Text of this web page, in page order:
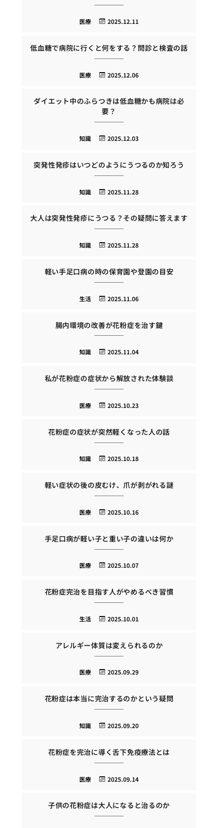
2025.12.11
医療
低血糖で病院に行くと何をする？問診と検査の話
2025.12.06
医療
ダイエット中のふらつきは低血糖かも病院は必
要？
2025.12.03
知識
突発性発疹はいつどのようにうつるのか知ろう
2025.11.28
知識
大人は突発性発疹にうつる？その疑問に答えます
2025.11.28
知識
軽い手足口病の時の保育園や登園の目安
2025.11.06
生活
腸内環境の改善が花粉症を治す鍵
2025.11.04
知識
私が花粉症の症状から解放された体験談
2025.10.23
医療
花粉症の症状が突然軽くなった人の話
2025.10.18
知識
軽い症状の後の皮むけ、爪が剥がれる謎
2025.10.16
医療
手足口病が軽い子と重い子の違いは何か
2025.10.07
医療
花粉症完治を目指す人がやめるべき習慣
2025.10.01
生活
アレルギー体質は変えられるのか
2025.09.29
医療
花粉症は本当に完治するのかという疑問
2025.09.20
知識
花粉症を完治に導く舌下免疫療法とは
2025.09.14
医療
子供の花粉症は大人になると治るのか